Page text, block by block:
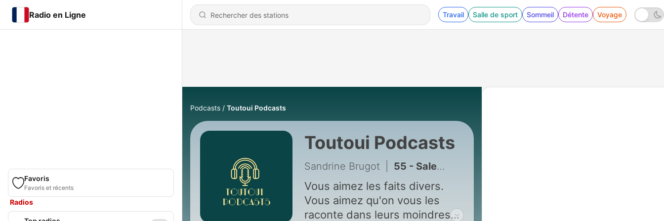
Radio en Ligne Travail Salle de sport Sommeil Détente Voyage
Favoris
Favoris et récents
Radios
Podcasts Toutoui Podcasts
Toutoui Podcasts
Sandrine Brugot 55 - Sale Affaire : Le puits du crime
Vous aimez les faits divers.
Vous aimez qu'on vous les
raconte dans leurs moindres